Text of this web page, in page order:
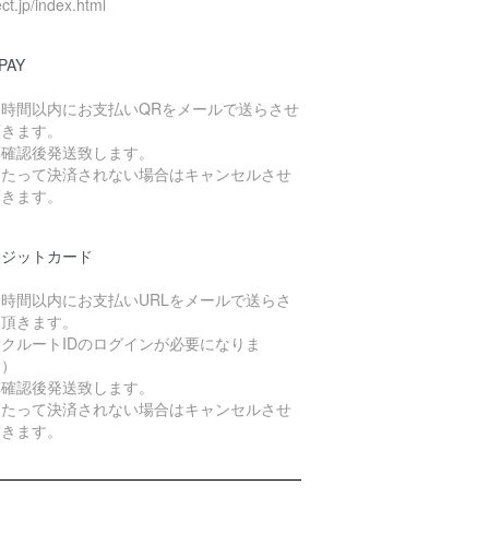
間以内にお支払いQRをメールで送らさせ
ます。
認後発送致します。
たって決済されない場合はキャンセルさせ
ます。
ットカード
間以内にお支払いURLをメールで送らさ
きます。
クルートIDのログインが必要になりま
認後発送致します。
たって決済されない場合はキャンセルさせ
ます。